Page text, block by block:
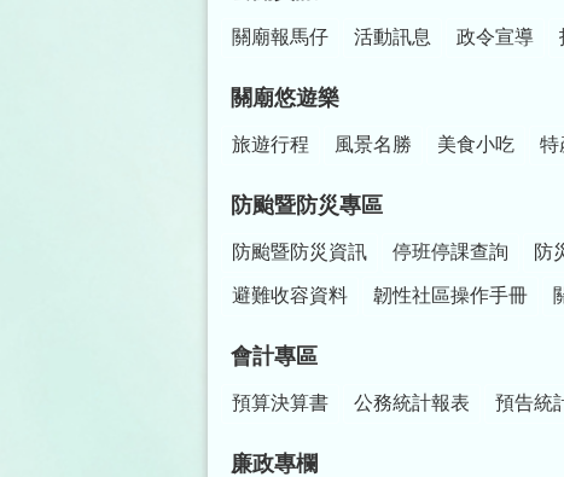
關廟報馬仔 活動訊息 政令宣導
關廟悠遊樂
旅遊行程 風景名勝 美食小吃 特
防颱暨防災專區
防颱暨防災資訊 停班停課查詢 防
避難收容資料 韌性社區操作手冊
會計專區
預算決算書 公務統計報表 預告統
廉政專欄